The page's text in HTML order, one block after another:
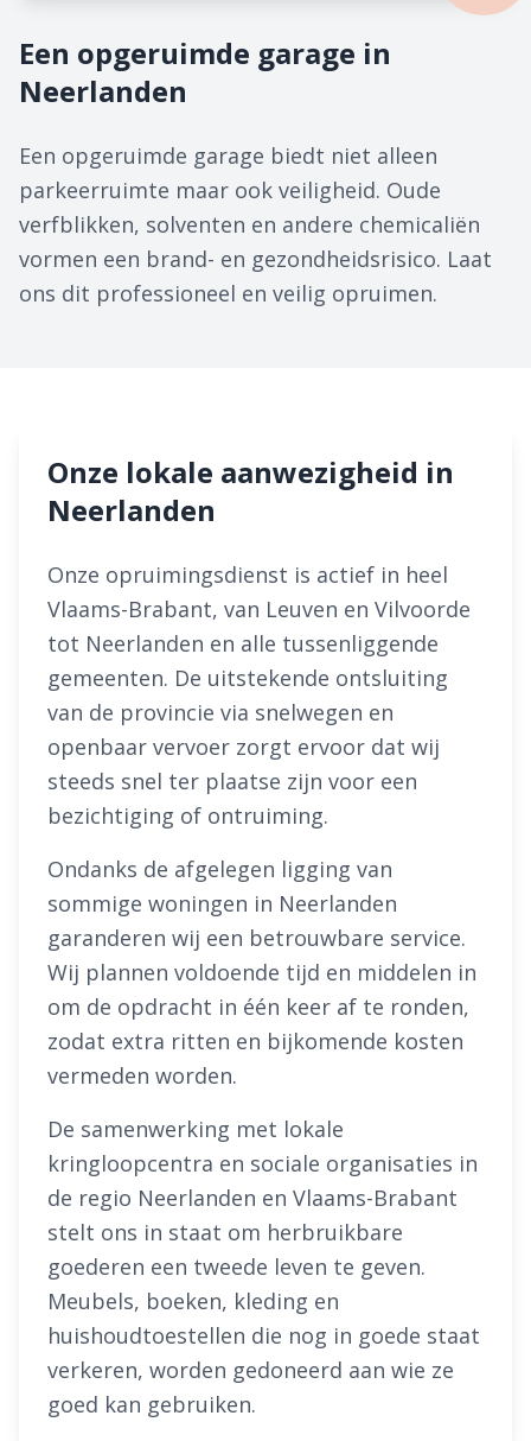
Een opgeruimde garage in
Neerlanden
Een opgeruimde garage biedt niet alleen
parkeerruimte maar ook veiligheid. Oude
verfblikken, solventen en andere chemicaliën
vormen een brand- en gezondheidsrisico. Laat
ons dit professioneel en veilig opruimen.
Onze lokale aanwezigheid in
Neerlanden
Onze opruimingsdienst is actief in heel
Vlaams-Brabant, van Leuven en Vilvoorde
tot Neerlanden en alle tussenliggende
gemeenten. De uitstekende ontsluiting
van de provincie via snelwegen en
openbaar vervoer zorgt ervoor dat wij
steeds snel ter plaatse zijn voor een
bezichtiging of ontruiming.
Ondanks de afgelegen ligging van
sommige woningen in Neerlanden
garanderen wij een betrouwbare service.
Wij plannen voldoende tijd en middelen in
om de opdracht in één keer af te ronden,
zodat extra ritten en bijkomende kosten
vermeden worden.
De samenwerking met lokale
kringloopcentra en sociale organisaties in
de regio Neerlanden en Vlaams-Brabant
stelt ons in staat om herbruikbare
goederen een tweede leven te geven.
Meubels, boeken, kleding en
huishoudtoestellen die nog in goede staat
verkeren, worden gedoneerd aan wie ze
goed kan gebruiken.